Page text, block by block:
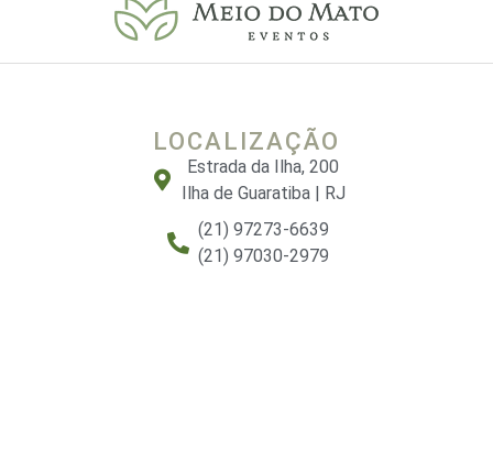
LOCALIZAÇÃO
Estrada da Ilha, 200
Ilha de Guaratiba | RJ
(21) 97273-6639
(21) 97030-2979